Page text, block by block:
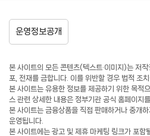
본 사이트의 모든 콘텐츠(텍스트·이미지)는 저
포, 전재를 금합니다. 이를 위반할 경우 법적 조
본 사이트는 유용한 정보를 제공하기 위한 목적
스 관련 상세한 내용은 정부기관 공식 홈페이지
본 사이트는 금융상품을 직접 판매하거나 중개
운영됩니다.
본 사이트에는 광고 및 제휴 마케팅 링크가 포함